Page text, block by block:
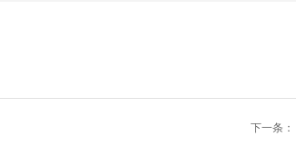
下一条：